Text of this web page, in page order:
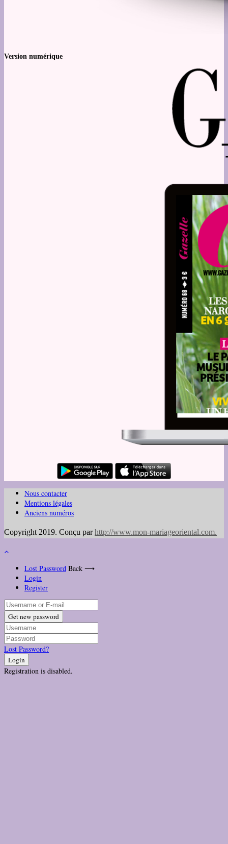
Version numérique
Nous contacter
Mentions légales
Anciens numéros
Copyright 2019. Conçu parhttp://www.mon-mariageoriental.com.
Lost Password Back ⟶
Login
Register
Get new password
Lost Password?
Login
Registration is disabled.